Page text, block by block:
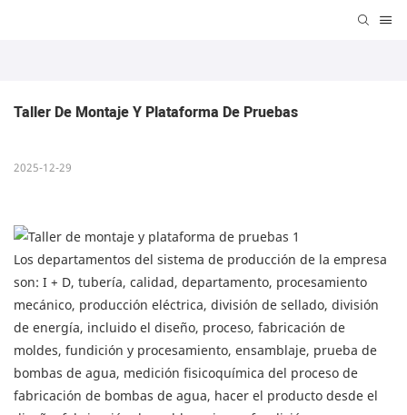
Taller De Montaje Y Plataforma De Pruebas
2025-12-29
Los departamentos del sistema de producción de la empresa
son: I + D, tubería, calidad, departamento, procesamiento
mecánico, producción eléctrica, división de sellado, división
de energía, incluido el diseño, proceso, fabricación de
moldes, fundición y procesamiento, ensamblaje, prueba de
bombas de agua, medición fisicoquímica del proceso de
fabricación de bombas de agua, hacer el producto desde el